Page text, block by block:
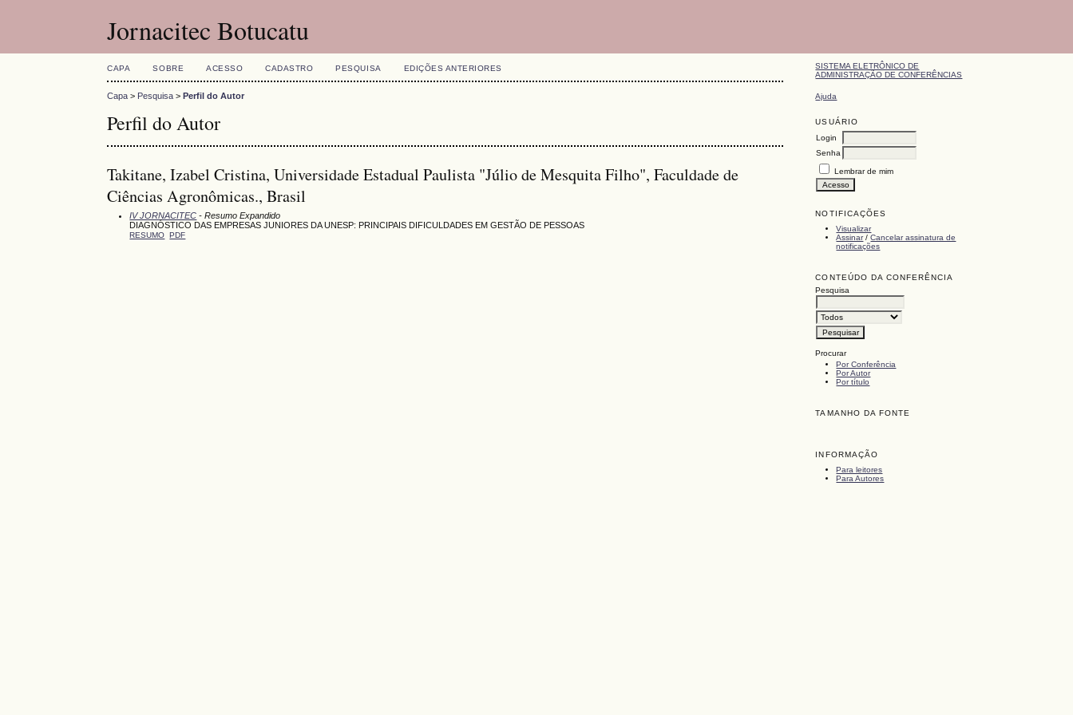
Jornacitec Botucatu
SISTEMA ELETRÔNICO DE
ADMINISTRAÇÃO DE CONFERÊNCIAS
Ajuda
USUÁRIO
Login
Senha
Lembrar de mim
NOTIFICAÇÕES
Visualizar
Assinar/Cancelar assinatura de
notificações
CONTEÚDO DA CONFERÊNCIA
Pesquisa
Procurar
Por Conferência
Por Autor
Por título
TAMANHO DA FONTE
INFORMAÇÃO
Para leitores
Para Autores
CAPA SOBRE ACESSO CADASTRO PESQUISA EDIÇÕES ANTERIORES
Capa > Pesquisa >Perfil do Autor
Perfil do Autor
Takitane, Izabel Cristina, Universidade Estadual Paulista "Júlio de Mesquita Filho", Faculdade de
Ciências Agronômicas., Brasil
IV JORNACITEC - Resumo Expandido
DIAGNÓSTICO DAS EMPRESAS JUNIORES DA UNESP: PRINCIPAIS DIFICULDADES EM GESTÃO DE PESSOAS
RESUMO PDF